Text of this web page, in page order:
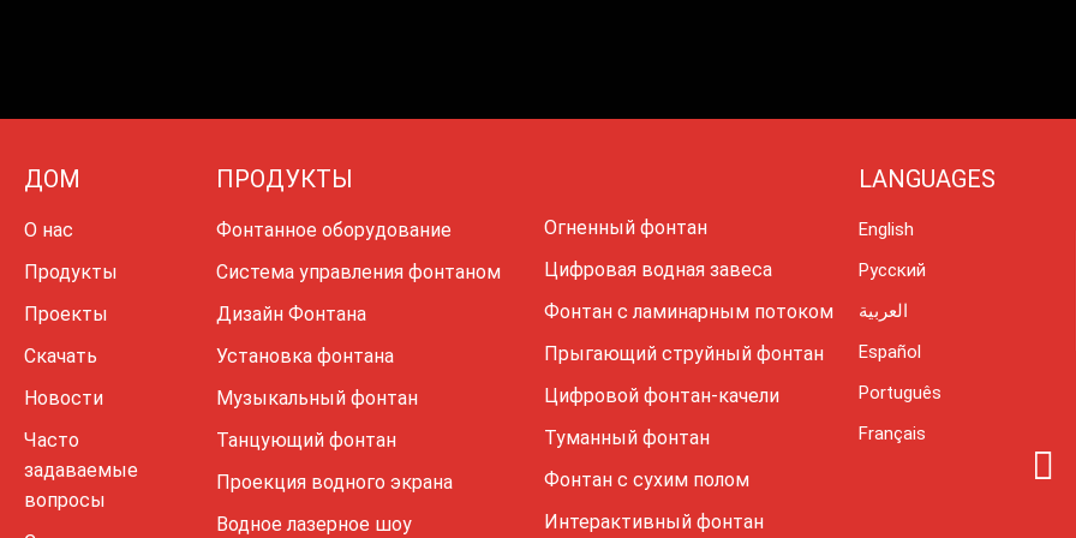
ДОМ
О нас
Продукты
Проекты
Скачать
Новости
Часто
задаваемые
вопросы
ПРОДУКТЫ
Фонтанное оборудование
Система управления фонтаном
Дизайн Фонтана
Установка фонтана
Музыкальный фонтан
Танцующий фонтан
Проекция водного экрана
Водное лазерное шоу
Огненный фонтан
Цифровая водная завеса
Фонтан с ламинарным потоком
Прыгающий струйный фонтан
Цифровой фонтан-качели
Туманный фонтан
Фонтан с сухим полом
Интерактивный фонтан
LANGUAGES
English
Русский
العربية
Español
Português
Français
I